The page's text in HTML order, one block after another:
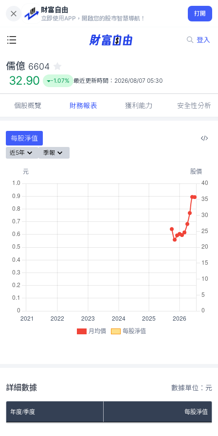
財富自由
立即使用APP，開啟您的股市智慧導航！
打開
登入
32.90
-1.07%
儒億 6604
32.90 -1.07% 最近更新時間： 2026/08/07 05:30
個股概覽 財務報表 獲利能力 安全性分析
每股淨值
近5年 季報
月均價 每股淨值
詳細數據 數據單位：元
年度/季度 每股淨值